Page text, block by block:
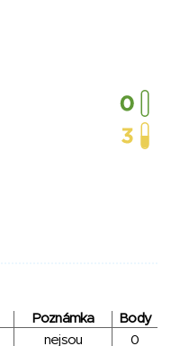
Poznámka
Body
nejsou 0